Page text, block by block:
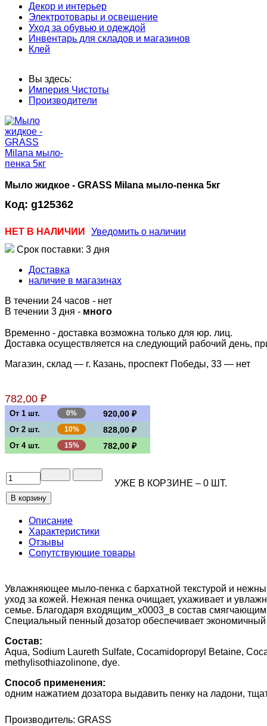
Декор и интерьер
Электротовары и освещение
Уход за обувью и одеждой
Инвентарь для складов и магазинов
Клей
Вы здесь:
Империя Чистоты
Производители
Мыло жидкое - GRASS Milana мыло-пенка 5кг
Код: g125362
НЕТ В НАЛИЧИИ
Уведомить о наличии
Срок поставки: 3 дня
Доставка
наличие в магазинах
В течении 24 часов - нет
В течении 3 дня - много
Временно - доставка возможна только для юр. лиц.
Доставка осуществляется на следующий рабочий день,
Магазин, склад — г. Казань, проспект Победы, 33 — нет
782,00 ₽
От 1 шт. 0% 920,00 ₽
От 2 шт. 10% 828,00 ₽
От 4 шт. 15% 782,00 ₽
УЖЕ В КОРЗИНЕ – 0 ШТ.
Описание
Характеристики
Отзывы
Сопутствующие товары
Увлажняющее мыло-пенка с бархатной текстурой и
уход за кожей. Нежная пенка очищает, ухаживает и
семье. Благодаря входящим_x0003_в состав
Специальный пенный дозатор обеспечивает экономичный
Состав:
Aqua, Sodium Laureth Sulfate, Cocamidopropyl Betaine,
methylisothiazolinone, dye.
Способ применения:
одним нажатием дозатора выдавить пенку на ладони,
Производитель: GRASS